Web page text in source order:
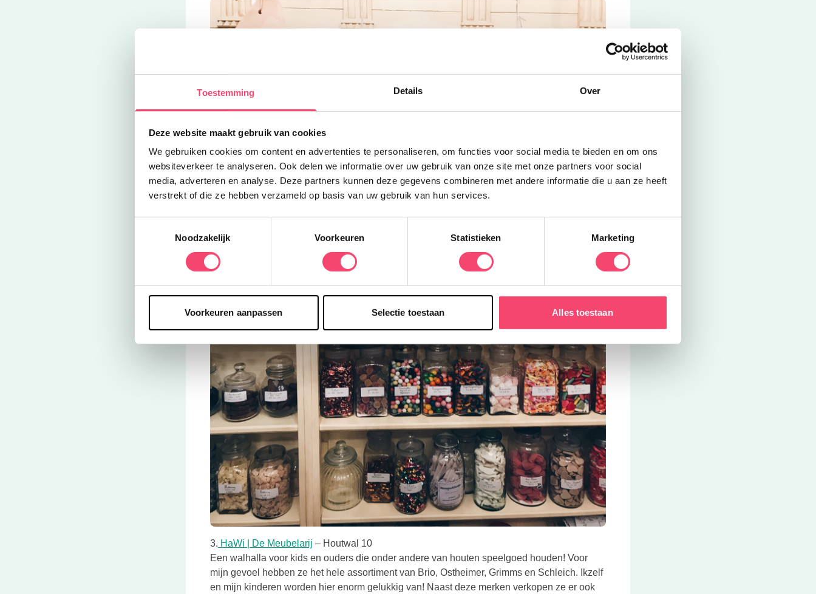
Toestemming Details Over
Deze website maakt gebruik van cookies
We gebruiken cookies om content en advertenties te personaliseren, om functies voor social media te bieden en om ons
websiteverkeer te analyseren. Ook delen we informatie over uw gebruik van onze site met onze partners voor social
media, adverteren en analyse. Deze partners kunnen deze gegevens combineren met andere informatie die u aan ze heeft
verstrekt of die ze hebben verzameld op basis van uw gebruik van hun services.
Noodzakelijk
Voorkeuren Statistieken Marketing
Voorkeuren aanpassen Selectie toestaan Alles toestaan
3. HaWi | De Meubelarij Deze link opent in een nieuwe tab
– Houtwal 10
Een walhalla voor kids en ouders die onder andere van houten speelgoed houden! Voor
mijn gevoel hebben ze het hele assortiment van Brio, Ostheimer, Grimms en Schleich. Ikzelf
en mijn kinderen worden hier enorm gelukkig van! Naast deze merken verkopen ze er ook
Doe mee en maak kans op één van de 5 gezinstickets voor
Kasteel de Haar!